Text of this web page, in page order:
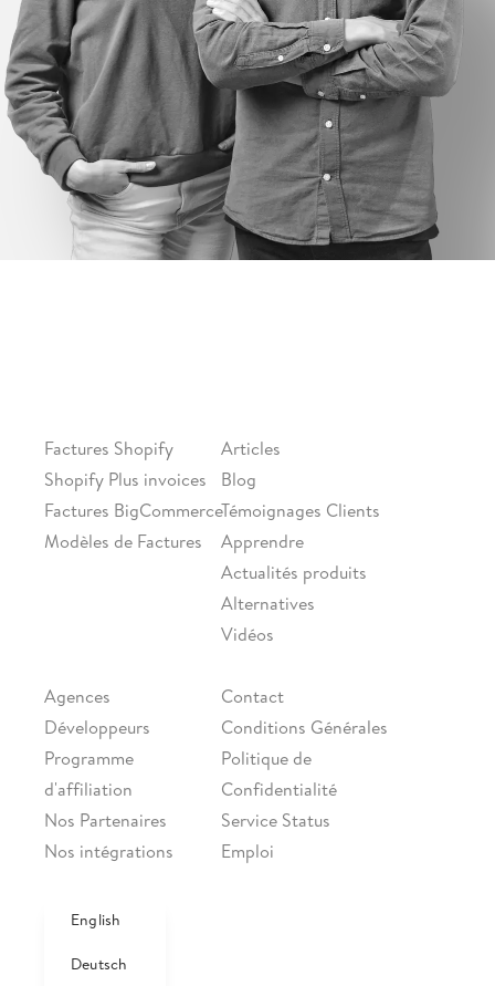
Factures Shopify
Shopify Plus invoices
Factures BigCommerce
Modèles de Factures
Articles
Blog
Témoignages Clients
Apprendre
Actualités produits
Alternatives
Vidéos
Agences
Développeurs
Programme
d'affiliation
Nos Partenaires
Nos intégrations
Contact
Conditions Générales
Politique de
Confidentialité
Service Status
Emploi
Facebook
LinkedIn
English
Deutsch